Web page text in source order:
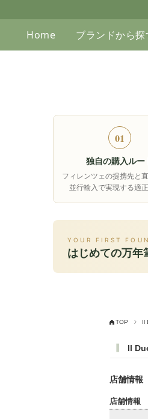
Home ブランドから探
01
独自の購入ルー
フィレンツェの提携先と直
並行輸入で実現する適正
YOUR FIRST
はじめての万年
TOP Il
Il
店舗情報
店舗情報